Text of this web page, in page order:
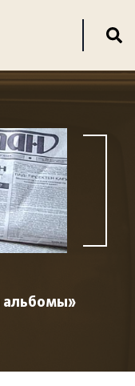
альбомы»